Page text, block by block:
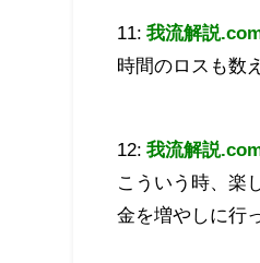
11:我流解説
時間のロスも数
12:我流解説
こういう時、楽
金を増やしに行